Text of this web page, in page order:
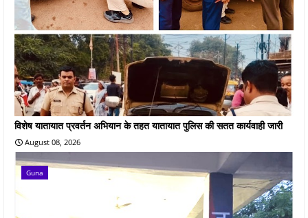
विशेष यातायात प्रवर्तन अभियान के तहत यातायात पुलिस की सतत कार्यवाही जारी
August 08, 2026
Guna